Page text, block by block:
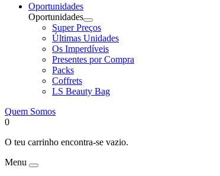
Oportunidades
Oportunidades
Super Preços
Últimas Unidades
Os Imperdíveis
Presentes por Compra
Packs
Coffrets
LS Beauty Bag
Quem Somos
0
O teu carrinho encontra-se vazio.
Menu